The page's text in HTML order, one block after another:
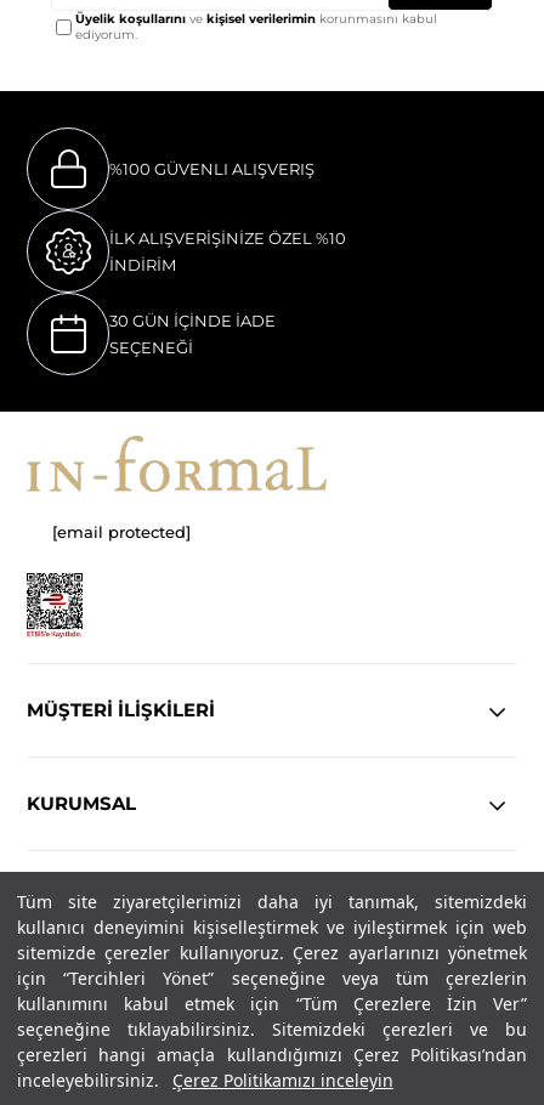
Tüm site ziyaretçilerimizi daha iyi tanımak, sitemizdeki
kullanıcı deneyimini kişiselleştirmek ve iyileştirmek için web
sitemizde çerezler kullanıyoruz. Çerez ayarlarınızı yönetmek
için “Tercihleri Yönet” seçeneğine veya tüm çerezlerin
kullanımını kabul etmek için “Tüm Çerezlere İzin Ver”
seçeneğine tıklayabilirsiniz. Sitemizdeki çerezleri ve bu
çerezleri hangi amaçla kullandığımızı Çerez Politikası’ndan
inceleyebilirsiniz.
Çerez Politikamızı inceleyin
Üyelik koşullarını vekişisel verilerimin korunmasını kabul
ediyorum.
%100 GÜVENLI ALIŞVERIŞ
İLK ALIŞVERİŞİNİZE ÖZEL %10
İNDİRİM
30 GÜN İÇİNDE İADE
SEÇENEĞİ
[email protected]
MÜŞTERİ İLİŞKİLERİ
KURUMSAL
YASAL
Copyright© 2025 IN-FORMAL Tüm hakları saklıdır.
SOSYAL MEDYA